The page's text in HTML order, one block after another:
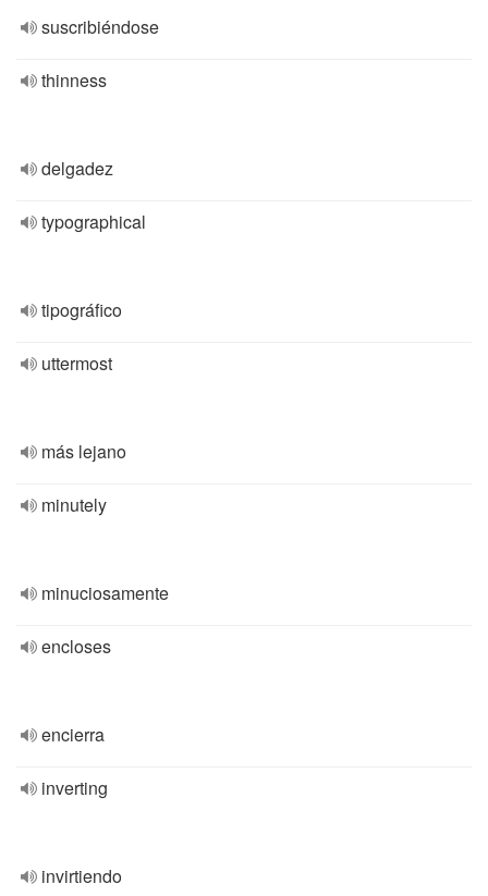
suscribiéndose
thinness
delgadez
typographical
tipográfico
uttermost
más lejano
minutely
minuciosamente
encloses
encierra
inverting
invirtiendo